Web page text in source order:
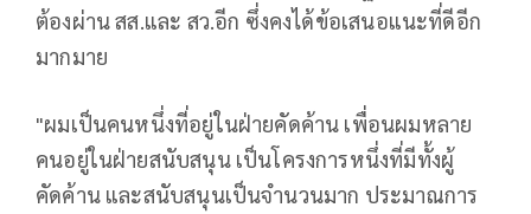
ต้องผ่าน สส.และ สว.อีก ซึ่งคงได้ข้อเสนอแนะที่ดีอีก
มากมาย
"ผมเป็นคนหนึ่งที่อยู่ในฝ่ายคัดค้าน เพื่อนผมหลาย
คนอยู่ในฝ่ายสนับสนุน เป็นโครงการหนึ่งที่มีทั้งผู้
คัดค้าน และสนับสนุนเป็นจำนวนมาก ประมาณการ